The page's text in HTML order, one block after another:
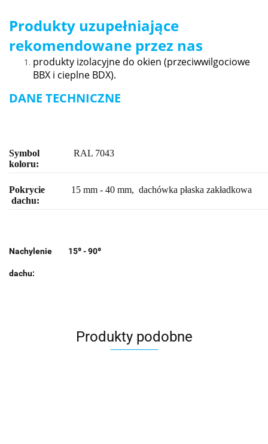
Produkty uzupełniające
rekomendowane przez nas
produkty izolacyjne do okien (przeciwwilgociowe
BBX i cieplne BDX).
DANE TECHNICZNE
Symbol
koloru:
RAL 7043
Pokrycie
dachu:
15 mm - 40 mm, dachówka płaska zakładkowa
Nachylenie 15⁰- 90⁰
dachu:
Produkty podobne